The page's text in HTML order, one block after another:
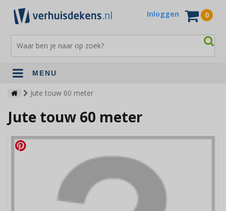
Inloggen 0
MENU
Verhuisdekens
Opslagdekens
Andere verhuismaterialen
Jute touw 60 meter
Jute touw 60 meter